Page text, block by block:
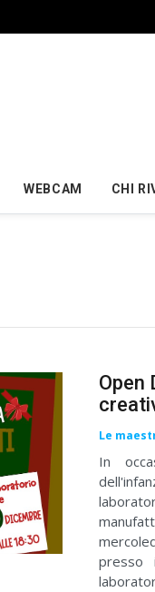
WEBCAM CHI
Open
Le
In
presso